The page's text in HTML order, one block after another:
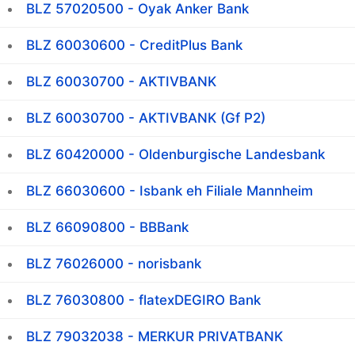
BLZ 57020500 - Oyak Anker Bank
BLZ 60030600 - CreditPlus Bank
BLZ 60030700 - AKTIVBANK
BLZ 60030700 - AKTIVBANK (Gf P2)
BLZ 60420000 - Oldenburgische Landesbank
BLZ 66030600 - Isbank eh Filiale Mannheim
BLZ 66090800 - BBBank
BLZ 76026000 - norisbank
BLZ 76030800 - flatexDEGIRO Bank
BLZ 79032038 - MERKUR PRIVATBANK